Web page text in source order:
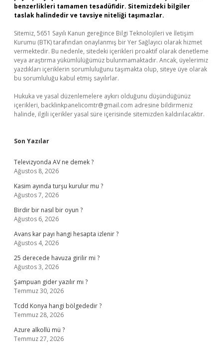
benzerlikleri tamamen tesadüfidir. Sitemizdeki bilgiler
taslak halindedir ve tavsiye niteliği taşımazlar.
Sitemiz, 5651 Sayılı Kanun gereğince Bilgi Teknolojileri ve İletişim
Kurumu (BTK) tarafından onaylanmış bir Yer Sağlayıcı olarak hizmet
vermektedir. Bu nedenle, sitedeki içerikleri proaktif olarak denetleme
veya araştırma yükümlülüğümüz bulunmamaktadır. Ancak, üyelerimiz
yazdıkları içeriklerin sorumluluğunu taşımakta olup, siteye üye olarak
bu sorumluluğu kabul etmiş sayılırlar.
Hukuka ve yasal düzenlemelere aykırı olduğunu düşündüğünüz
içerikleri, backlinkpanelicomtr@gmail.com adresine bildirmeniz
halinde, ilgili içerikler yasal süre içerisinde sitemizden kaldırılacaktır.
Son Yazılar
Televizyonda AV ne demek ?
Ağustos 8, 2026
Kasim ayında turşu kurulur mu ?
Ağustos 7, 2026
Birdir bir nasıl bir oyun ?
Ağustos 6, 2026
Avans kar payı hangi hesapta izlenir ?
Ağustos 4, 2026
25 derecede havuza girilir mi ?
Ağustos 3, 2026
Şampuan gider yazılır mı ?
Temmuz 30, 2026
Tcdd Konya hangi bölgededir ?
Temmuz 28, 2026
Azure alkollü mü ?
Temmuz 27, 2026